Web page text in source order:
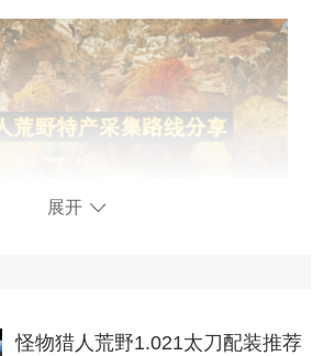
集路线分享
展开
怪物猎人荒野1.021太刀配装推荐